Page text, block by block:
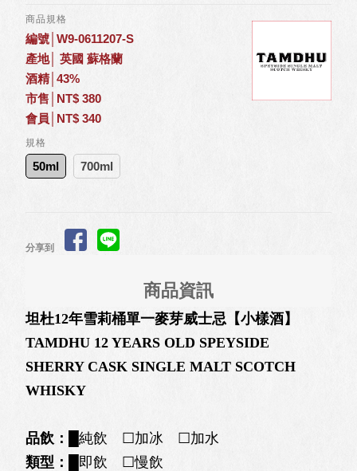
商品規格
編號│W9-0611207-S
產地│ 英國 蘇格蘭
酒精│43%
市售│NT$ 380
會員│NT$ 340
規格
50ml 700ml
分享到
商品資訊
坦杜12年雪莉桶單一麥芽威士忌【小樣酒】
TAMDHU 12 YEARS OLD SPEYSIDE
SHERRY CASK SINGLE MALT SCOTCH
WHISKY
品飲：
█純飲 ☐加冰 ☐加水
類型：
█即飲 ☐慢飲